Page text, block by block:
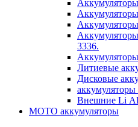
3336.
Литиевые
Дисковые
Внешние Li
МОТО аккумуляторы